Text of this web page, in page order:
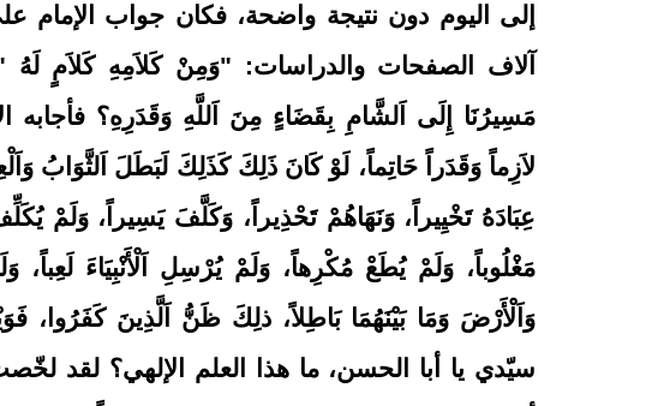
إلى اليوم دون نتيجة واضحة، فكان جواب
آلاف الصفحات والدراسات: "وَمِنْ كَلاَمِهِ كَلاَمٍ لَهُ
مَسِيرُنَا إِلَى اَلشَّامِ بِقَضَاءٍ مِنَ اَللَّهِ وَقَدَرِهِ؟
لاَزِماً وَقَدَراً حَاتِماً، لَوْ كَانَ ذَلِكَ كَذَلِكَ لَبَطَلَ اَلثَّوَابُ
عِبَادَهُ تَخْيِيراً، وَنَهَاهُمْ تَحْذِيراً، وَكَلَّفَ يَسِيراً، وَلَمْ
مَغْلُوباً، وَلَمْ يُطَعْ مُكْرِهاً، وَلَمْ يُرْسِلِ اَلْأَنْبِيَاءَ لَعِباً،
وَاَلْأَرْضَ وَمَا بَيْنَهُمَا بَاطِلاً، ذلِكَ ظَنُّ اَلَّذِينَ كَفَرُوا،
سيّدي يا أبا الحسن، ما هذا العلم الإلهي؟ لقد